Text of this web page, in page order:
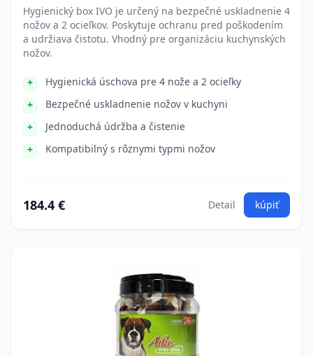
Hygienický box IVO je určený na bezpečné uskladnenie 4
nožov a 2 ocieľkov. Poskytuje ochranu pred poškodením
a udržiava čistotu. Vhodný pre organizáciu kuchynských
nožov.
Hygienická úschova pre 4 nože a 2 ocieľky
Bezpečné uskladnenie nožov v kuchyni
Jednoduchá údržba a čistenie
Kompatibilný s rôznymi typmi nožov
184.4 € Detail kúpiť